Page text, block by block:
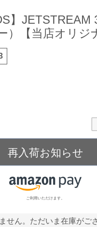
】JETSTREAM
）【当店オリジ
再入荷お知らせ
ご利用いただけます。
せん。ただいま在庫がご